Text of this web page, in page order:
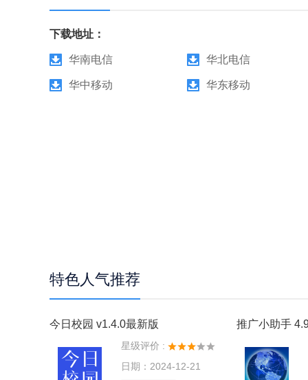
下载地址：
华南电信 华北电信
华中移动 华东移动
特色人气推荐
今日校园 v1.4.0最新版
星级评价 :
日期：2024-12-21
推广小助手